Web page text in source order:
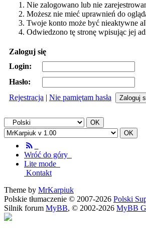
Nie zalogowano lub nie
Możesz nie mieć uprawnień do
Twoje konto może być nieaktywne
Odwiedzono tę stronę wpisując jej
Zaloguj się
Login:
Hasło:
Rejestracja | Nie pamiętam hasła
Wróć do góry
Lite mode
Kontakt
Theme by MrKarpiuk
Polskie tłumaczenie © 2007-2026 Polski
Silnik forum MyBB, © 2002-2026 MyBB